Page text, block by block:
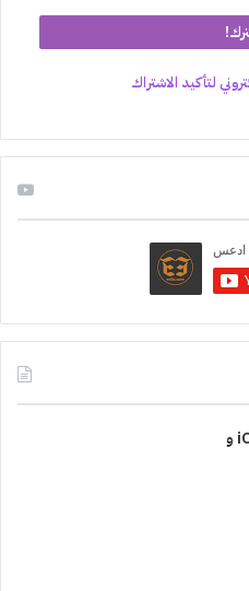
لتأكيد الاشتراك
تحميل نظام التشغيل iOS 13.6 IPSW و